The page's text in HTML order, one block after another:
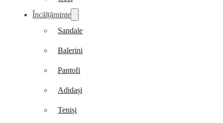
Încălțăminte
Sandale
Balerini
Pantofi
Adidași
Teniși